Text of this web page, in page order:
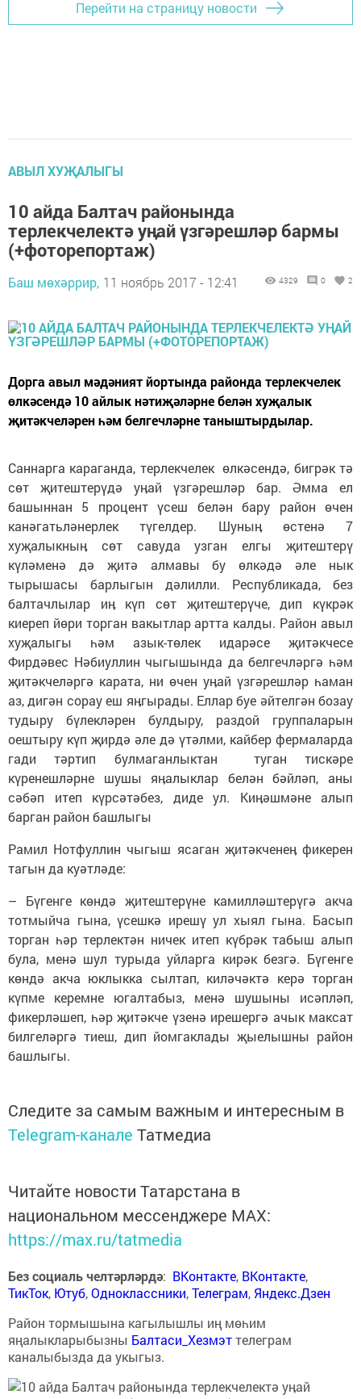
Перейти на страницу новости
АВЫЛ ХУҖАЛЫГЫ
10 айда Балтач районында
терлекчелектә уӊай үзгәрешләр бармы
(+фоторепортаж)
Баш мөхәррир, 11 ноябрь 2017 - 12:41 4329 0 2
Дорга авыл мәдәният йортында районда терлекчелек
өлкәсендә 10 айлык нәтиҗәләрне белән хуҗалык
җитәкчеләрен һәм белгечләрне таныштырдылар.
Саннарга караганда, терлекчелек өлкәсендә, бигрәк тә
сөт җитештерүдә уӊай үзгәрешләр бар. Әмма ел
башыннан 5 процент үсеш белән бару район өчен
канәгатьләнерлек түгелдер. Шуныӊ өстенә 7
хуҗалыкныӊ сөт савуда узган елгы җитештерү
күләменә дә җитә алмавы бу өлкәдә әле нык
тырышасы барлыгын дәлилли. Республикада, без
балтачлылар иӊ күп сөт җитештерүче, дип күкрәк
киереп йөри торган вакытлар артта калды. Район авыл
хуҗалыгы һәм азык-төлек идарәсе җитәкчесе
Фирдәвес Нәбиуллин чыгышында да белгечләргә һәм
җитәкчеләргә карата, ни өчен уӊай үзгәрешләр һаман
аз, дигән сорау еш яӊгырады. Еллар буе әйтелгән бозау
тудыру бүлекләрен булдыру, раздой группаларын
оештыру күп җирдә әле дә үтәлми, кайбер фермаларда
гади тәртип булмаганлыктан туган тискәре
күренешләрне шушы яӊалыклар белән бәйләп, аны
сәбәп итеп күрсәтәбез, диде ул. Киӊәшмәне алып
барган район башлыгы
Рамил Нотфуллин чыгыш ясаган җитәкченеӊ фикерен
тагын да куәтләде:
– Бүгенге көндә җитештерүне камилләштерүгә акча
тотмыйча гына, үсешкә ирешү ул хыял гына. Басып
торган һәр терлектән ничек итеп күбрәк табыш алып
була, менә шул турыда уйларга кирәк безгә. Бүгенге
көндә акча юклыкка сылтап, киләчәктә керә торган
күпме керемне югалтабыз, менә шушыны исәпләп,
фикерләшеп, һәр җитәкче үзенә ирешергә ачык максат
билгеләргә тиеш, дип йомгаклады җыелышны район
башлыгы.
Следите за самым важным и интересным в
Telegram-канале Татмедиа
Читайте новости Татарстана в
национальном мессенджере MАХ:
https://max.ru/tatmedia
Без социаль челтәрләрдә: ВКонтакте, ВКонтакте,
ТикТок, Ютуб,Одноклассники,Телеграм, Яндекс.Дзен
Район тормышына кагылышлы иң мөһим
яңалыкларыбызны Балтаси_Хезмэттелеграм
каналыбызда да укыгыз.